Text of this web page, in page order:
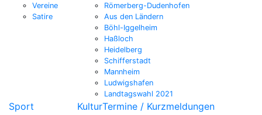
Vereine
Satire
Römerberg-Dudenhofen
Aus den Ländern
Böhl-Iggelheim
Haßloch
Heidelberg
Schifferstadt
Mannheim
Ludwigshafen
Landtagswahl 2021
Sport KulturTermine / Kurzmeldungen